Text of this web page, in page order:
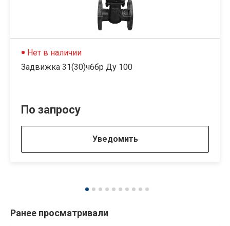
Нет в наличии
Задвижка 31(30)ч6бр Ду 100
По запросу
Уведомить
Ранее просматривали